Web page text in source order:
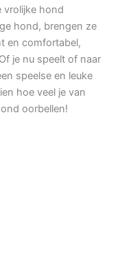
vrolijke hond
hond, brengen ze
en comfortabel,
je nu speelt of naar
speelse en leuke
hoe veel je van
oorbellen!